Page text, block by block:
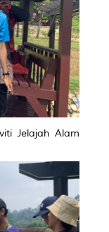
Jelajah Alam